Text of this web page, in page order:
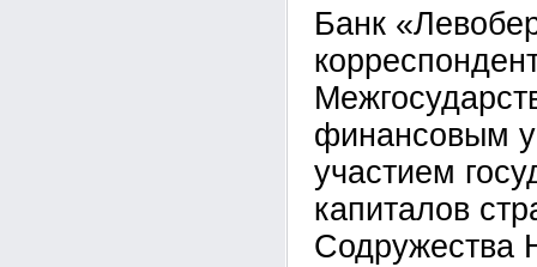
Банк
финансовым
участием
капиталов
Содружества